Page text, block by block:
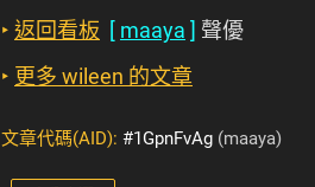
‣ 返回看板 [ maaya ] 聲優
‣ 更多 wileen 的文章
文章代碼(AID): #1GpnFvAg (maaya)